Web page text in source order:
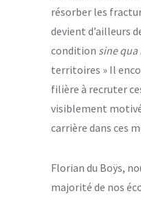
résorber les
devient d’ailleurs
condition sine qua
territoires » Il
filière à recruter
visiblement
carrière dans ces
Florian du Boÿs,
majorité de nos